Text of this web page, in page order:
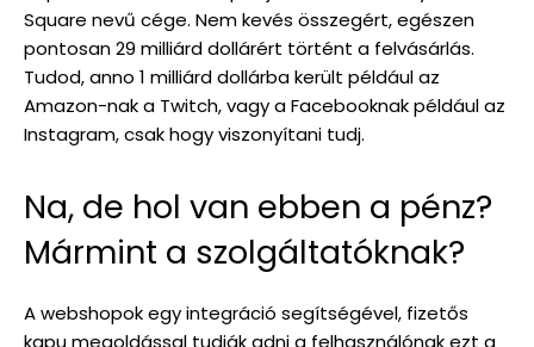
Square nevű cége. Nem kevés összegért, egészen
pontosan 29 milliárd dollárért történt a felvásárlás.
Tudod, anno 1 milliárd dollárba került például az
Amazon-nak a Twitch, vagy a Facebooknak például az
Instagram, csak hogy viszonyítani tudj.
Na, de hol van ebben a pénz?
Mármint a szolgáltatóknak?
A webshopok egy integráció segítségével, fizetős
kapu megoldással tudják adni a felhasználónak ezt a